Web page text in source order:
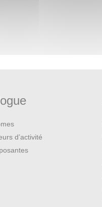
d’activité